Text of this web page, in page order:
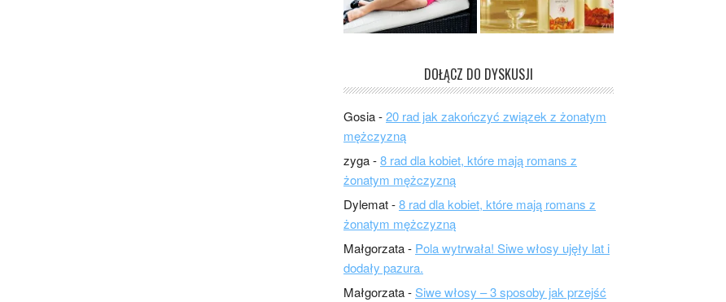
DOŁĄCZ DO DYSKUSJI
Gosia-20 rad jak zakończyć związek z żonatym
mężczyzną
zyga-8 rad dla kobiet, które mają romans z
żonatym mężczyzną
Dylemat-8 rad dla kobiet, które mają romans z
żonatym mężczyzną
Małgorzata- Pola wytrwała! Siwe włosy ujęły lat i
dodały pazura.
Małgorzata-Siwe włosy – 3 sposoby jak przejść